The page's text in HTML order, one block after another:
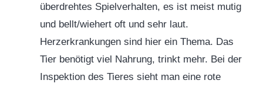
überdrehtes Spielverhalten, es ist meist mutig
und bellt/wiehert oft und sehr laut.
Herzerkrankungen sind hier ein Thema. Das
Tier benötigt viel Nahrung, trinkt mehr. Bei der
Inspektion des Tieres sieht man eine rote